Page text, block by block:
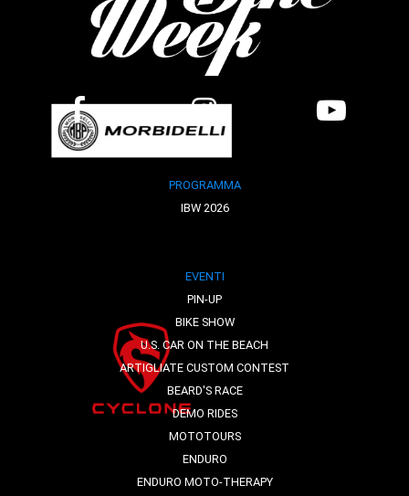
PROGRAMMA
IBW 2026
EVENTI
PIN-UP
BIKE SHOW
U.S. CAR ON THE BEACH
ARTIGLIATE CUSTOM CONTEST
BEARD'S RACE
DEMO RIDES
MOTOTOURS
ENDURO
ENDURO MOTO-THERAPY